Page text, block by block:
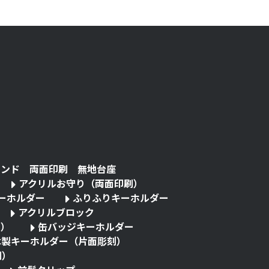
ンド 両面印刷 無地台座
アクリルお守り（両面印刷）
ホルダー
ふりふりキーホルダー
アクリルブロック
缶バッジキーホルダー
キーホルダー（片面彫刻）